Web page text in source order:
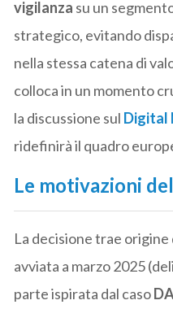
vigilanza su un
strategico, evitando
nella stessa catena di
colloca in un momento
la discussione sul Digital
ridefinirà il quadro
Le motivazioni
La decisione trae
avviata a marzo 2025
parte ispirata dal caso